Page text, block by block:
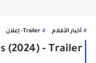
أخبار الأفلام Trailer- إعلان